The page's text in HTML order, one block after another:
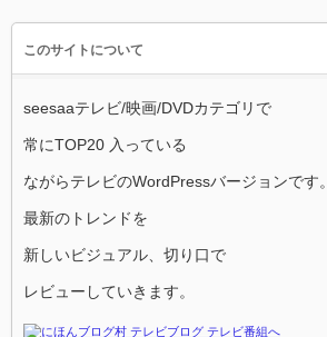
このサイトについて
seesaaテレビ/映画/DVDカテゴリで
常にTOP20 入っている
ながらテレビのWordPressバージョンです。
最新のトレンドを
新しいビジュアル、切り口で
レビューしていきます。